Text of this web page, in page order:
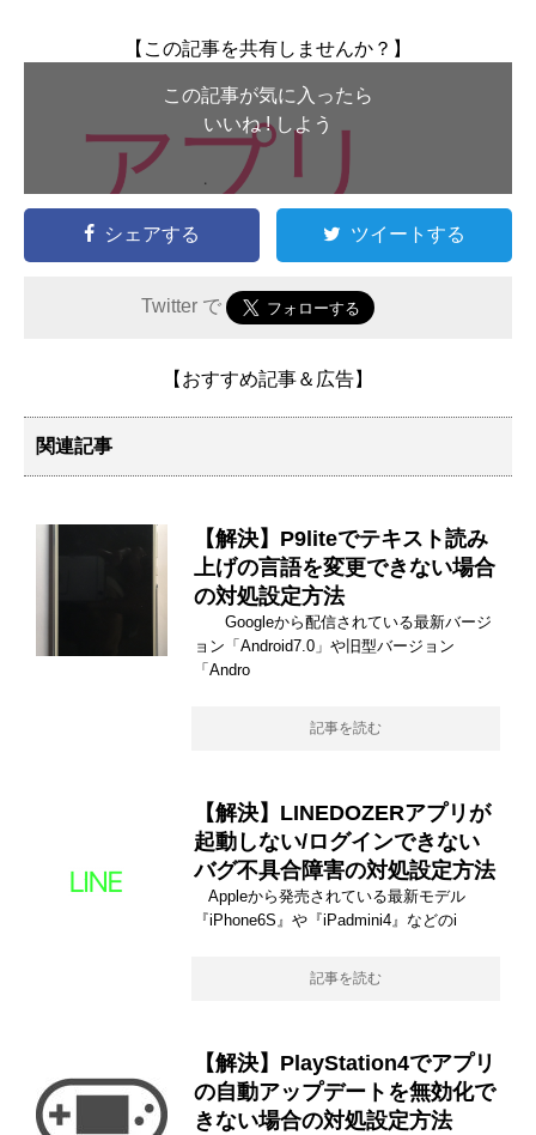
【この記事を共有しませんか？】
この記事が気に入ったら
いいね ! しよう
シェアする ツイートする
Twitter で
【おすすめ記事＆広告】
関連記事
【解決】P9liteでテキスト読み
上げの言語を変更できない場合
の対処設定方法
Googleから配信されている最新バージ
ョン「Android7.0」や旧型バージョン
「Andro
記事を読む
【解決】LINEDOZERアプリが
起動しない/ログインできない
バグ不具合障害の対処設定方法
Appleから発売されている最新モデル
『iPhone6S』や『iPadmini4』などのi
記事を読む
【解決】PlayStation4でアプリ
の自動アップデートを無効化で
きない場合の対処設定方法